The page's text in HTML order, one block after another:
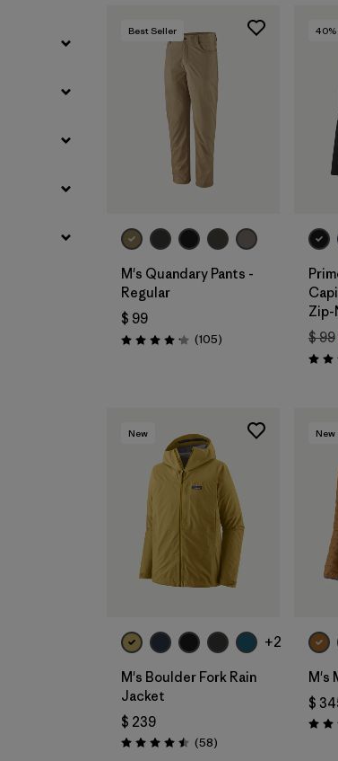
Best Seller
M's Quandary Pants -
Regular
$ 99
Valoración: 4.2 / 5
(105Comentarios
)
40
Zip-
$ 99
New
+2
M's Boulder Fork Rain
Jacket
$ 239
Valoración: 4.5 / 5
(58Comentarios
)
New
M's
$